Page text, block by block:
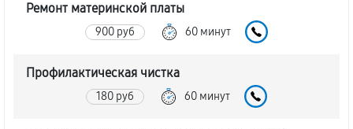
Ремонт материнской платы
900 руб 60 минут
Профилактическая чистка
180 руб 60 минут